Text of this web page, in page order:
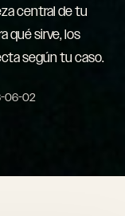
central de tu
qué sirve, los
según tu caso.
06-02